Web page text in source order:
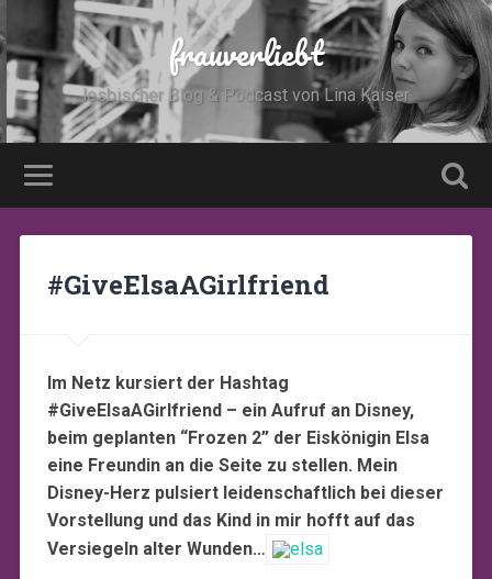
frauverliebt
lesbischer Blog & Podcast von Lina Kaiser
#GiveElsaAGirlfriend
Im Netz kursiert der Hashtag
#GiveElsaAGirlfriend – ein Aufruf an Disney,
beim geplanten “Frozen 2” der Eiskönigin Elsa
eine Freundin an die Seite zu stellen. Mein
Disney-Herz pulsiert leidenschaftlich bei dieser
Vorstellung und das Kind in mir hofft auf das
Versiegeln alter Wunden…